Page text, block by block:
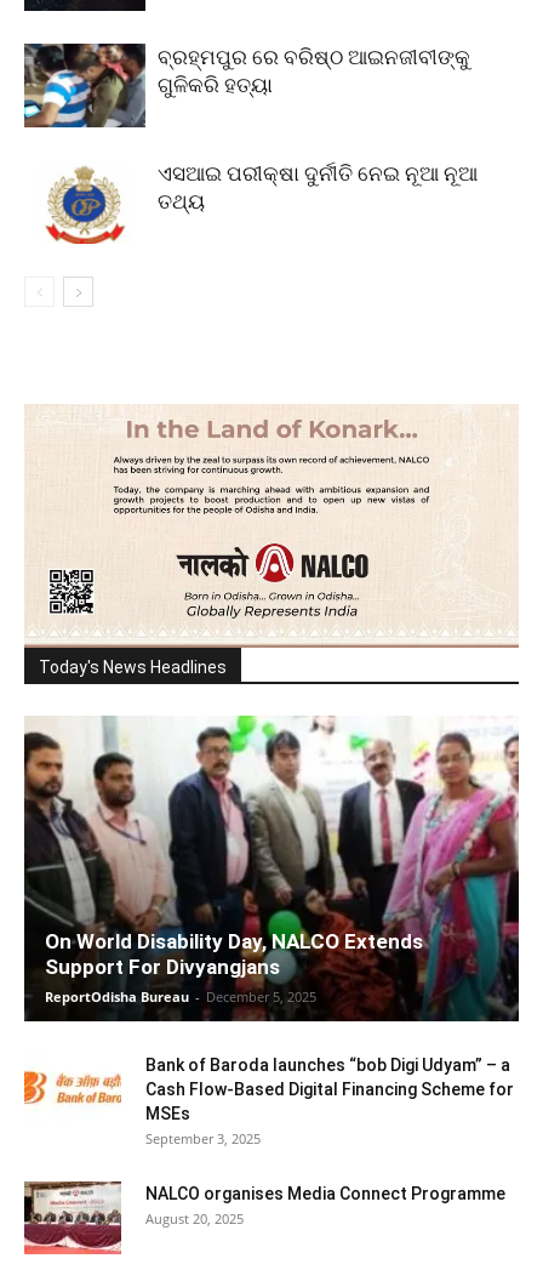
ବ୍ରହ୍ମପୁର ରେ ବରିଷ୍ଠ ଆଇନଜୀବୀଙ୍କୁ
ଗୁଳିକରି ହତ୍ୟା
ଏସଆଇ ପରୀକ୍ଷା ଦୁର୍ନୀତି ନେଇ ନୂଆ ନୂଆ
ତଥ୍ୟ
Today's News Headlines
On World Disability Day, NALCO Extends
Support For Divyangjans
ReportOdisha Bureau - December 5, 2025
Bank of Baroda launches “bob Digi Udyam” – a
Cash Flow-Based Digital Financing Scheme for
MSEs
September 3, 2025
NALCO organises Media Connect Programme
August 20, 2025